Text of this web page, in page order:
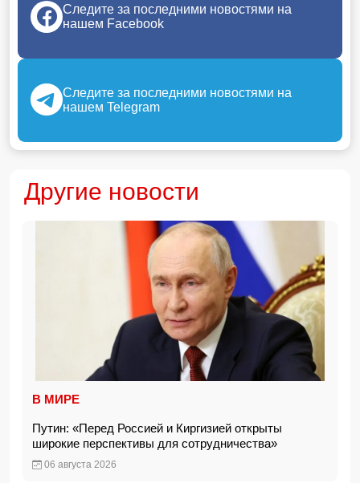
Следите за последними новостями на
нашем Facebook
Следите за последними новостями на
нашем Telegram
Другие новости
В МИРЕ
Путин: «Перед Россией и Киргизией открыты
широкие перспективы для сотрудничества»
06 августа 2026